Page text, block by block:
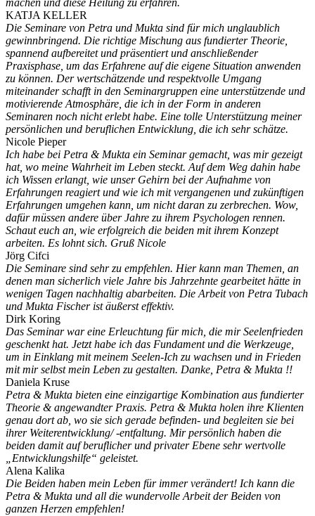
machen und diese Heilung zu erfahren.
KATJA KELLER
Die Seminare von Petra und Mukta sind für mich unglaublich
gewinnbringend. Die richtige Mischung aus fundierter Theorie,
spannend aufbereitet und präsentiert und anschließender
Praxisphase, um das Erfahrene auf die eigene Situation anwenden
zu können. Der wertschätzende und respektvolle Umgang
miteinander schafft in den Seminargruppen eine unterstützende und
motivierende Atmosphäre, die ich in der Form in anderen
Seminaren noch nicht erlebt habe. Eine tolle Unterstützung meiner
persönlichen und beruflichen Entwicklung, die ich sehr schätze.
Nicole Pieper
Ich habe bei Petra & Mukta ein Seminar gemacht, was mir gezeigt
hat, wo meine Wahrheit im Leben steckt. Auf dem Weg dahin habe
ich Wissen erlangt, wie unser Gehirn bei der Aufnahme von
Erfahrungen reagiert und wie ich mit vergangenen und zukünftigen
Erfahrungen umgehen kann, um nicht daran zu zerbrechen. Wow,
dafür müssen andere über Jahre zu ihrem Psychologen rennen.
Schaut euch an, wie erfolgreich die beiden mit ihrem Konzept
arbeiten. Es lohnt sich. Gruß Nicole
Jörg Cifci
Die Seminare sind sehr zu empfehlen. Hier kann man Themen, an
denen man sicherlich viele Jahre bis Jahrzehnte gearbeitet hätte in
wenigen Tagen nachhaltig abarbeiten. Die Arbeit von Petra Tubach
und Mukta Fischer ist äußerst effektiv.
Dirk Koring
Das Seminar war eine Erleuchtung für mich, die mir Seelenfrieden
geschenkt hat. Jetzt habe ich das Fundament und die Werkzeuge,
um in Einklang mit meinem Seelen-Ich zu wachsen und in Frieden
mit mir selbst mein Leben zu gestalten. Danke, Petra & Mukta !!
Daniela Kruse
Petra & Mukta bieten eine einzigartige Kombination aus fundierter
Theorie & angewandter Praxis. Petra & Mukta holen ihre Klienten
genau dort ab, wo sie sich gerade befinden- und begleiten sie bei
ihrer Weiterentwicklung/ -entfaltung. Mir persönlich haben die
beiden damit auf beruflicher und privater Ebene sehr wertvolle
„Entwicklungshilfe“ geleistet.
Alena Kalika
Die Beiden haben mein Leben für immer verändert! Ich kann die
Petra & Mukta und all die wundervolle Arbeit der Beiden von
ganzen Herzen empfehlen!